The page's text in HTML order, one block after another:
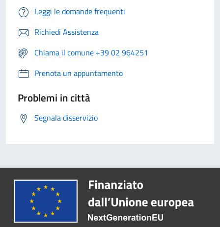
Leggi le domande frequenti
Richiedi Assistenza
Chiama il comune +39 02 964251
Prenota un appuntamento
Problemi in città
Segnala disservizio